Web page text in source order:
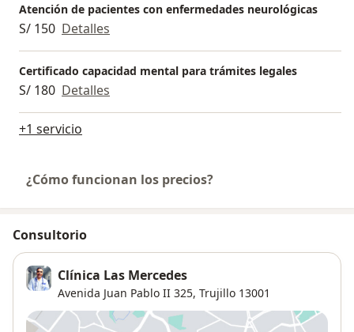
Atención de pacientes con enfermedades neurológicas
S/ 150 Detalles
Certificado capacidad mental para trámites legales
S/ 180 Detalles
+1 servicio
¿Cómo funcionan los precios?
Consultorio
Clínica Las Mercedes
Avenida Juan Pablo II 325, Trujillo 13001